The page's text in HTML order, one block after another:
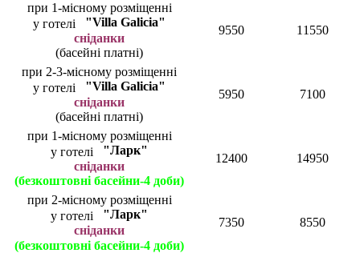
при 1-місному розміщенні
у готелі
"Villa Galicia"
сніданки
(басейні платні)
9550 11550
при 2-3-місному розміщенні
у готелі
"Villa Galicia"
сніданки
(басейні платні)
5950 7100
при 1-місному розміщенні
у готелі
"Ларк"
сніданки
(безкоштовні басейни-4 доби)
12400 14950
при 2-місному розміщенні
у готелі
"Ларк"
сніданки
(безкоштовні басейни-4 доби)
7350 8550